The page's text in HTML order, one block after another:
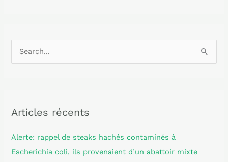
e
c
h
Articles récents
Alerte: rappel de steaks hachés contaminés à
Escherichia coli, ils provenaient d’un abattoir mixte